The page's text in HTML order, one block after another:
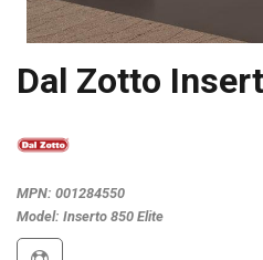
Dal Zotto
MPN: 001284550
Model: Inserto 850 Elite